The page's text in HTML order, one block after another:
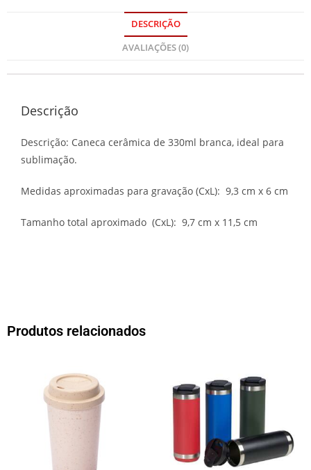
DESCRIÇÃO
AVALIAÇÕES (0)
Descrição
Descrição: Caneca cerâmica de 330ml branca, ideal para
sublimação.
Medidas aproximadas para gravação (CxL): 9,3 cm x 6 cm
Tamanho total aproximado (CxL): 9,7 cm x 11,5 cm
Produtos relacionados